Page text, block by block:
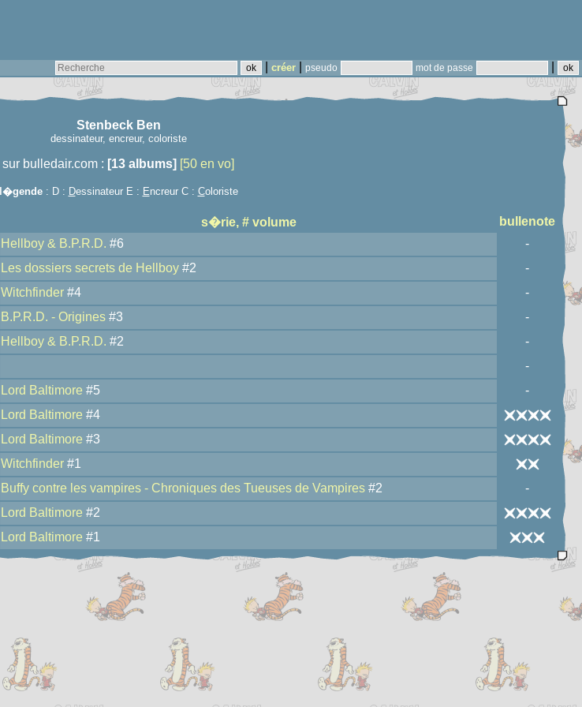
créer pseudo mot de passe
Stenbeck Ben
dessinateur, encreur, coloriste
sur bulledair.com : [13 albums] [50 en vo]
l�gende: D : Dessinateur E : Encreur C : Coloriste
s�rie, # volume
bullenote
Hellboy & B.P.R.D. #6
-
Les dossiers secrets de Hellboy #2
-
Witchfinder #4
-
B.P.R.D. - Origines #3
-
Hellboy & B.P.R.D. #2
-
-
Lord Baltimore #5
-
Lord Baltimore #4
Lord Baltimore #3
Witchfinder #1
Buffy contre les vampires - Chroniques des Tueuses de Vampires #2
-
Lord Baltimore #2
Lord Baltimore #1